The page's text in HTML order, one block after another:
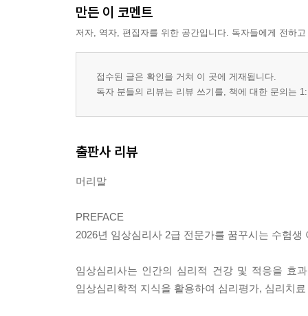
만든 이 코멘트
저자, 역자, 편집자를 위한 공간입니다. 독자들에게 전하
접수된 글은 확인을 거쳐 이 곳에 게재됩니다.
독자 분들의 리뷰는 리뷰 쓰기를, 책에 대한 문의는
출판사 리뷰
머리말
PREFACE
2026년 임상심리사 2급 전문가를 꿈꾸시는 수험
임상심리사는 인간의 심리적 건강 및 적응을 효
임상심리학적 지식을 활용하여 심리평가, 심리치